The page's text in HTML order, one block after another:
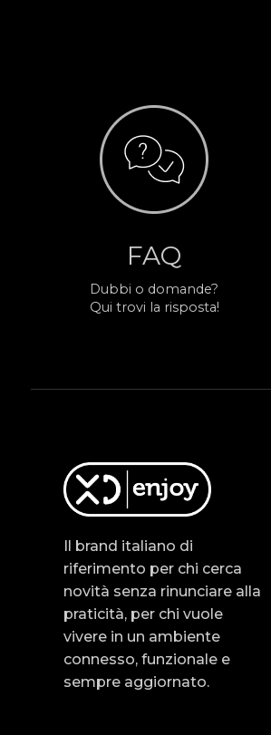
FAQ
Dubbi o domande?
Qui trovi la risposta!
Il brand italiano di
riferimento per chi cerca
novità senza rinunciare alla
praticità, per chi vuole
vivere in un ambiente
connesso, funzionale e
sempre aggiornato.